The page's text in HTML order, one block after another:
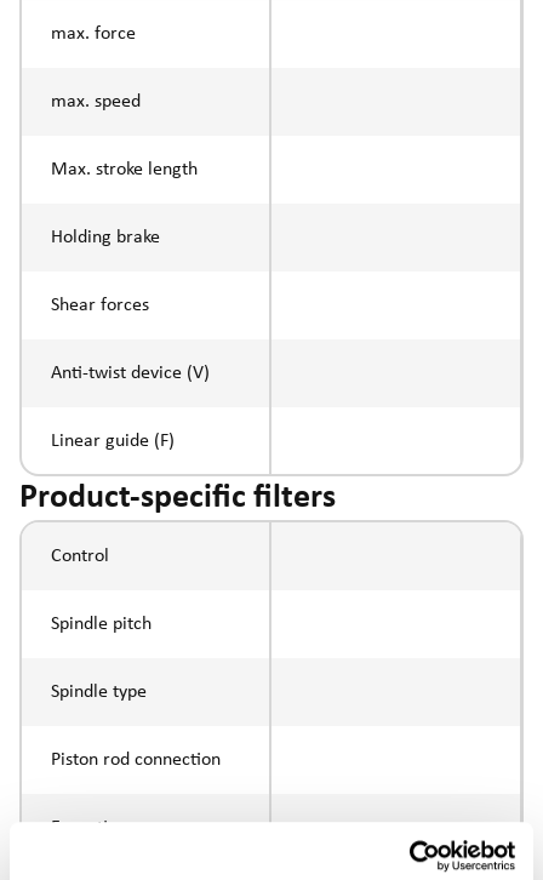
max. force
max. speed
Max. stroke length
Holding brake
Shear forces
Anti-twist device (V)
Linear guide (F)
Product-specific filters
Control
Spindle pitch
Spindle type
Piston rod connection
Execution